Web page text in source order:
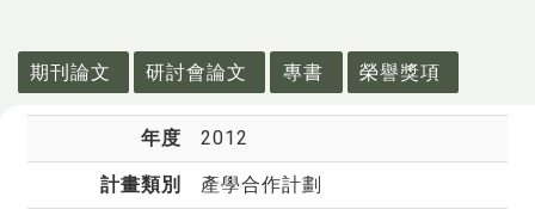
期刊論文
研討會論文 專書 榮譽獎項
年度 2012
計畫類別 產學合作計劃